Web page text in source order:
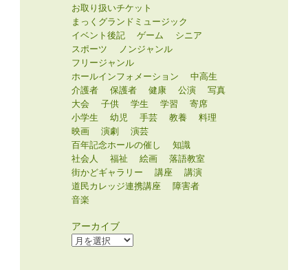
お取り扱いチケット
まっくグランドミュージック
イベント後記
ゲーム
シニア
スポーツ
ノンジャンル
フリージャンル
ホールインフォメーション
中高生
介護者
保護者 健康 公演
写真
大会
子供 学生 学習
寄席
小学生
幼児 手芸 教養
料理
映画
演劇
演芸
百年記念ホールの催し
知識
社会人
福祉 絵画
落語教室
街かどギャラリー
講座
講演
道民カレッジ連携講座
障害者
音楽
アーカイブ
ア